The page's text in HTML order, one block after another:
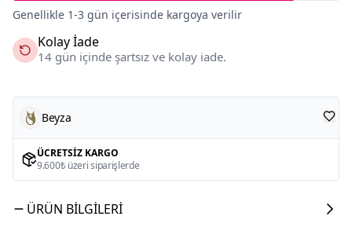
Genellikle 1-3 gün içerisinde kargoya verilir
Kolay İade
14 gün içinde şartsız ve kolay iade.
Beyza
ÜCRETSIZ KARGO
9.600₺ üzeri siparişlerde
ÜRÜN BILGILERI